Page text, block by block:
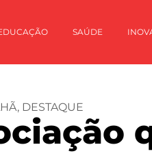
SAÚDE
, DESTAQUE